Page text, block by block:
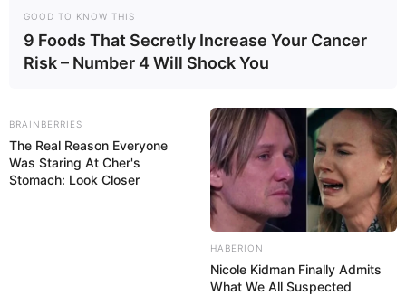
GOOD TO KNOW THIS
9 Foods That Secretly Increase Your Cancer
Risk – Number 4 Will Shock You
BRAINBERRIES
The Real Reason Everyone
Was Staring At Cher's
Stomach: Look Closer
HABERION
Nicole Kidman Finally Admits
What We All Suspected